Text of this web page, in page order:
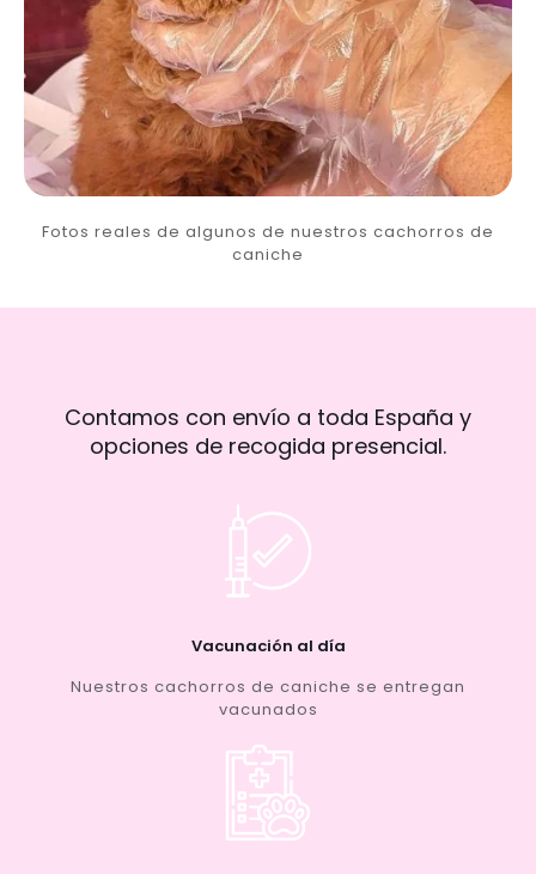
Fotos reales de algunos de nuestros cachorros de
caniche
Contamos con envío a toda España y
opciones de recogida presencial.
Vacunación al día
Nuestros cachorros de caniche se entregan
vacunados